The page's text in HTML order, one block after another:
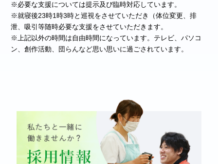
※必要な支援については提示及び臨時対応しています。
※就寝後23時1時3時と巡視をさせていただき（体位変更、排
泄、吸引等随時必要な支援をさせていただきます。
※上記以外の時間は自由時間になっています。テレビ、パソコ
ン、創作活動、団らんなど思い思いに過ごされています。